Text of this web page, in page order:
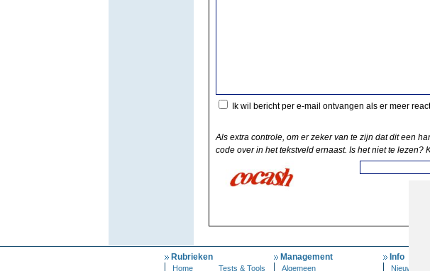
Ik wil bericht per e-mail ontvangen als er meer
Als extra controle, om er zeker van te zijn dat dit een
code over in het tekstveld ernaast. Is het niet te lezen?
Rubrieken
Home Tests & Tools
Management
Algemeen
Info
Nieuwsbrief